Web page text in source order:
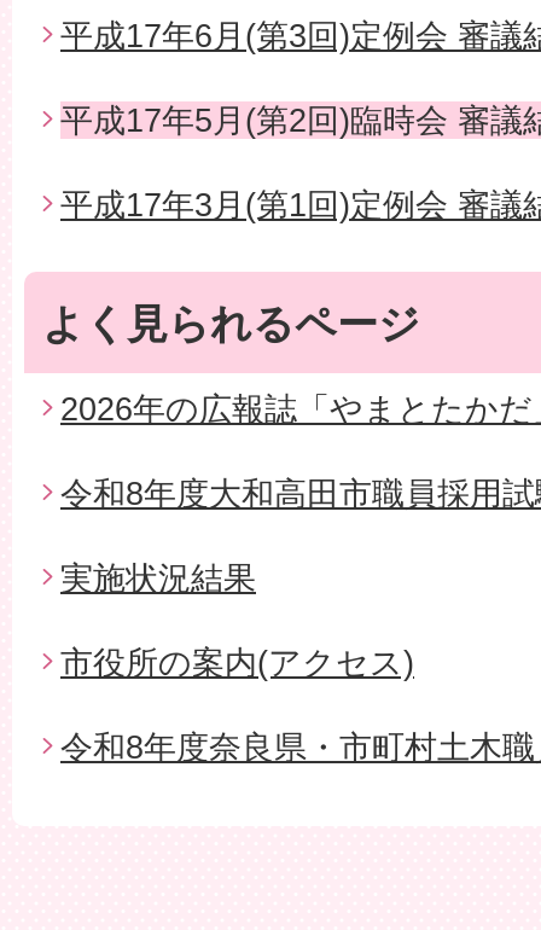
平成17年6月(第3回)定例会 審議
平成17年5月(第2回)臨時会 審議
平成17年3月(第1回)定例会 審議
よく見られるページ
2026年の広報誌「やまとたかだ
令和8年度大和高田市職員採用
実施状況結果
市役所の案内(アクセス)
令和8年度奈良県・市町村土木